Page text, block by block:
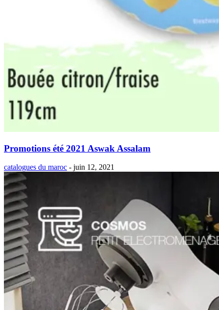
Promotions été 2021 Aswak Assalam
catalogues du maroc - juin 12, 2021